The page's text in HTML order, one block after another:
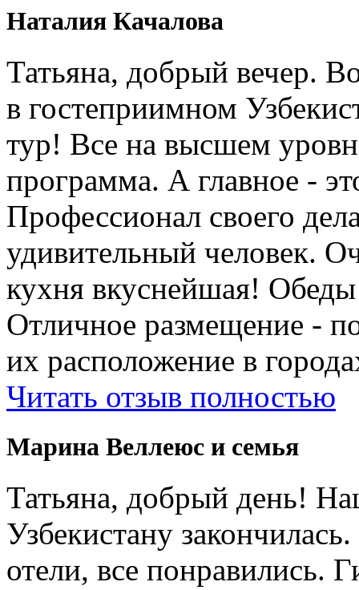
Наталия Качалова
Татьяна, добрый вечер.
в гостеприимном
тур! Все на высшем
программа. А главное -
Профессионал своего
удивительный человек.
кухня вкуснейшая!
Отличное размещение -
их расположение в
Читать отзыв полностью
Марина Веллеюс и семья
Татьяна, добрый день!
Узбекистану
отели, все понравились.